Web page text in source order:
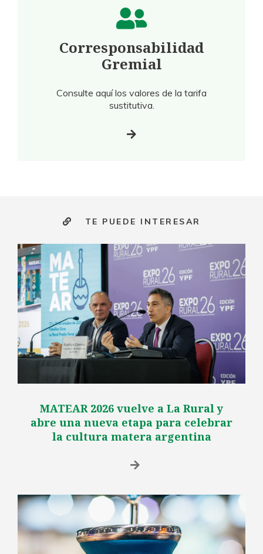
Corresponsabilidad
Gremial
Consulte aquí los valores de la tarifa
sustitutiva.
TE PUEDE INTERESAR
MATEAR 2026 vuelve a La Rural y
abre una nueva etapa para celebrar
la cultura matera argentina